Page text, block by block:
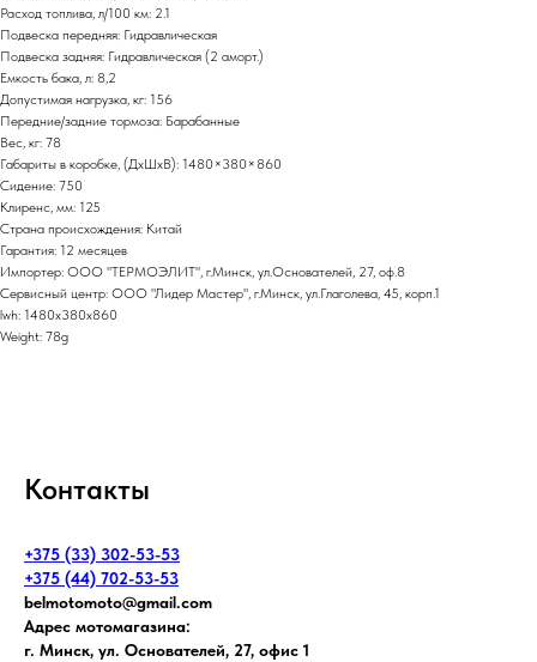
Расход топлива, л/100 км: 2.1
Подвеска передняя: Гидравлическая
Подвеска задняя: Гидравлическая (2 аморт.)
Емкость бака, л: 8,2
Допустимая нагрузка, кг: 156
Передние/задние тормоза: Барабанные
Вес, кг: 78
Габариты в коробке, (ДхШхВ): 1480×380×860
Сидение: 750
Клиренс, мм: 125
Страна происхождения: Китай
Гарантия: 12 месяцев
Импортер: ООО "ТЕРМОЭЛИТ", г.Минск, ул.Основателей, 27, оф.8
Сервисный центр: ООО "Лидер Мастер", г.Минск, ул.Глаголева, 45, корп.1
lwh: 1480x380x860
Weight: 78g
Контакты
+375 (33) 302-53-53
+375 (44) 702-53-53
belmotomoto@gmail.com
Адрес мотомагазина:
г. Минск, ул. Основателей, 27, офис 1